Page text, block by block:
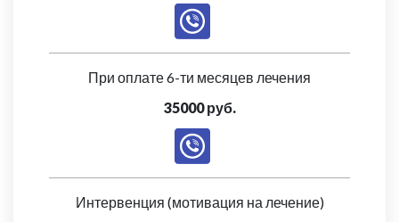
При оплате 6-ти месяцев лечения
35000 руб.
Интервенция (мотивация на лечение)